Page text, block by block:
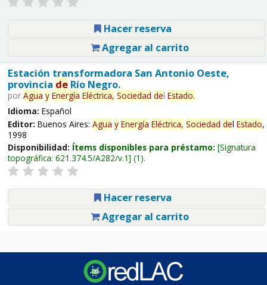
Hacer reserva
Agregar al carrito
Estación transformadora San Antonio Oeste,
provincia deRío Negro.
por Agua y Energía Eléctrica, Sociedad del Estado.
Idioma: Español
Editor: Buenos Aires: Agua y Energía Eléctrica, Sociedad del Estado,
1998
Disponibilidad: Ítems disponibles para préstamo: Signatura
topográfica: 621.374.5/A282/v.1 (1).
Hacer reserva
Agregar al carrito